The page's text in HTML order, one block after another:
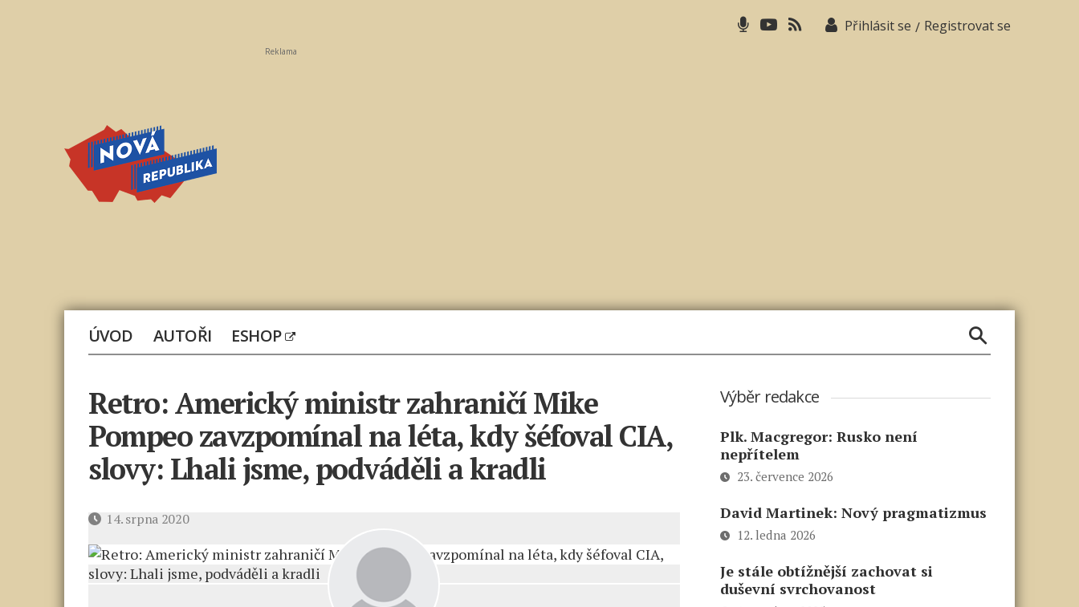
Přihlásit se / Registrovat se
Reklama
ÚVOD AUTOŘI ESHOP
Retro: Americký ministr zahraničí Mike
Pompeo zavzpomínal na léta, kdy šéfoval CIA,
slovy: Lhali jsme, podváděli a kradli
Datum14. srpna 2020
Výběr redakce
Plk. Macgregor: Rusko není
nepřítelem
23. července 2026
David Martinek: Nový pragmatizmus
12. ledna 2026
Je stále obtížnější zachovat si
duševní svrchovanost